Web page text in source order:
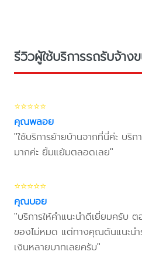
รีวิวผู้ใช้บริการรถรับจ้า
⭐⭐⭐⭐⭐
คุณพลอย
"ใช้บริการย้ายบ้านจากที่นี่ค่ะ บริ
มากค่ะ ยิ้มแย้มตลอดเลย"
⭐⭐⭐⭐⭐
คุณบอย
"บริการให้คำแนะนำดีเยี่ยมครับ
ของไม่หมด แต่ทางคุณต้นแนะนำ
เงินหลายบาทเลยครับ"